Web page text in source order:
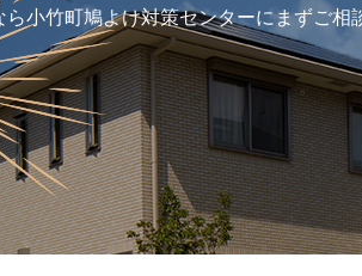
小竹町鳩よけ対策センターにまずご相